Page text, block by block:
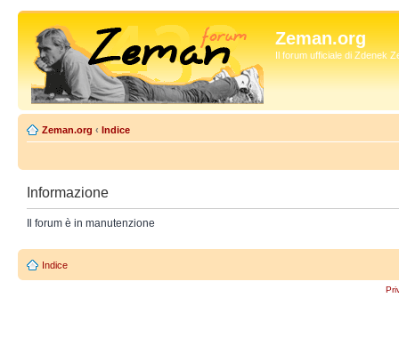
Zeman.org
Il forum ufficiale di Zdenek
Zeman.org ‹ Indice
Informazione
Il forum è in manutenzione
Indice